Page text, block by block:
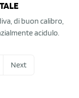
di buon calibro,
acidulo.
Next